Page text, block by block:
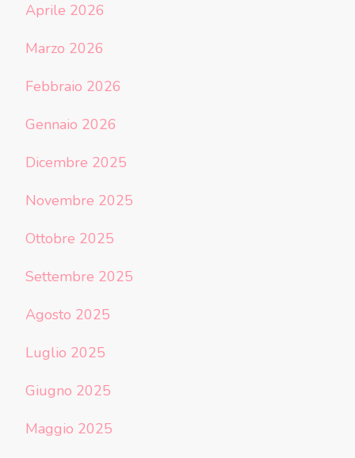
Aprile 2026
Marzo 2026
Febbraio 2026
Gennaio 2026
Dicembre 2025
Novembre 2025
Ottobre 2025
Settembre 2025
Agosto 2025
Luglio 2025
Giugno 2025
Maggio 2025